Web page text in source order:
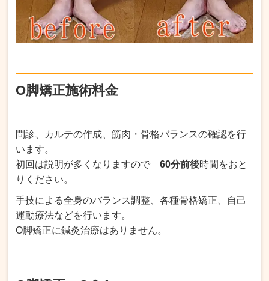
O脚矯正施術料金
問診、カルテの作成、筋肉・骨格バランスの確認を行
います。
初回は説明が多くなりますので60分前後時間をおと
りください。
手技による全身のバランス調整、各種骨格矯正、自己
運動療法などを行います。
O脚矯正に鍼灸治療はありません。